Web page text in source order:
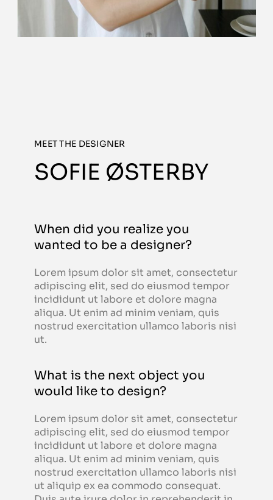
MEET THE DESIGNER
SOFIE ØSTERBY
When did you realize you
wanted to be a designer?
Lorem ipsum dolor sit amet, consectetur
adipiscing elit, sed do eiusmod tempor
incididunt ut labore et dolore magna
aliqua. Ut enim ad minim veniam, quis
nostrud exercitation ullamco laboris nisi
ut.
What is the next object you
would like to design?
Lorem ipsum dolor sit amet, consectetur
adipiscing elit, sed do eiusmod tempor
incididunt ut labore et dolore magna
aliqua. Ut enim ad minim veniam, quis
nostrud exercitation ullamco laboris nisi
ut aliquip ex ea commodo consequat.